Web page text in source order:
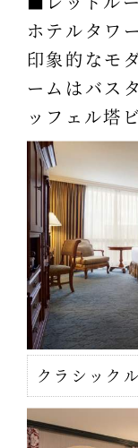
ホテルタワ
印象的なモ
ームはバス
ッフェル塔
クラシック